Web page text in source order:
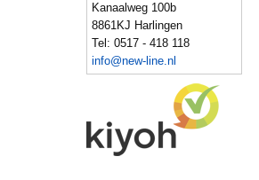
Kanaalweg 100b
8861KJ Harlingen
Tel: 0517 - 418 118
info@new-line.nl